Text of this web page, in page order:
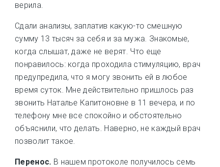
верила.
Сдали анализы, заплатив какую-то смешную
сумму 13 тысяч за себя и за мужа. Знакомые,
когда слышат, даже не верят. Что еще
понравилось: когда проходила стимуляцию, врач
предупредила, что я могу звонить ей в любое
время суток. Мне действительно пришлось раз
звонить Наталье Капитоновне в 11 вечера, и по
телефону мне все спокойно и обстоятельно
объяснили, что делать. Наверно, не каждый врач
позволит такое.
Перенос. В нашем протоколе получилось семь